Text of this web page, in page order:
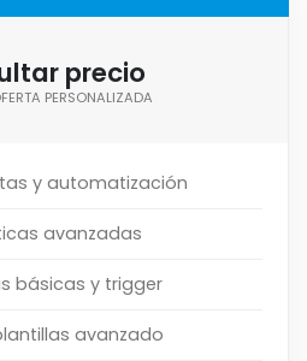
precio
PERSONALIZADA
y automatización
avanzadas
básicas y trigger
avanzado